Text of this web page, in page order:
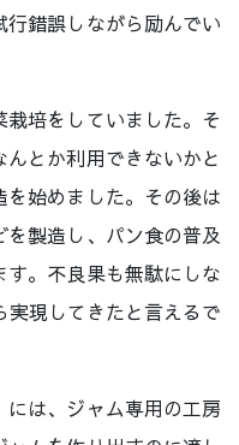
錯誤しながら励んでい
培をしていました。そ
とか利用できないかと
始めました。その後は
製造し、パン食の普及
。不良果も無駄にしな
実現してきたと言えるで
は、ジャム専用の工房